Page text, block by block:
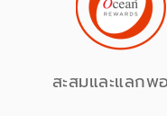
สะสมและแลกพ